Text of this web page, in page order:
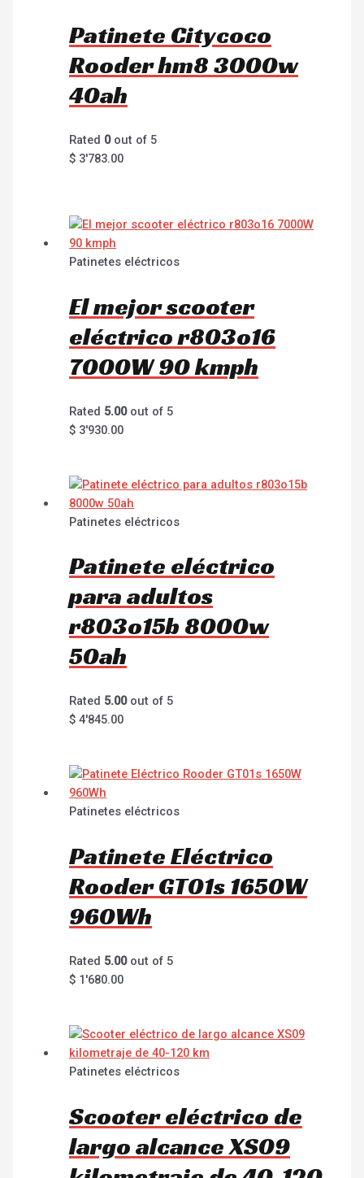
Patinete Citycoco
Rooder hm8 3000w
40ah
Rated 0out of 5
$ 3'783.00
Patinetes eléctricos
El mejor scooter
eléctrico r803o16
7000W 90 kmph
Rated 5.00out of 5
$ 3'930.00
Patinetes eléctricos
Patinete eléctrico
para adultos
r803o15b 8000w
50ah
Rated 5.00out of 5
$ 4'845.00
Patinetes eléctricos
Patinete Eléctrico
Rooder GT01s 1650W
960Wh
Rated 5.00out of 5
$ 1'680.00
Patinetes eléctricos
Scooter eléctrico de
largo alcance XS09